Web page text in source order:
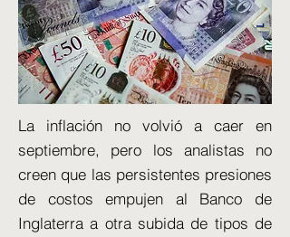
La inflación no volvió a caer en
septiembre, pero los analistas no
creen que las persistentes presiones
de costos empujen al Banco de
Inglaterra a otra subida de tipos de